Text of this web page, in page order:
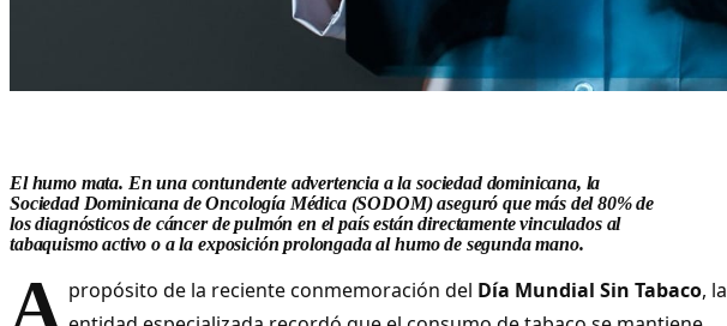
El humo mata. En una contundente advertencia a la sociedad dominicana, la
Sociedad Dominicana de Oncología Médica (SODOM)aseguró que más del80% de
los diagnósticos de cáncer de pulmón en el país están directamente vinculados al
tabaquismo activo o a la exposición prolongada al humo de segunda mano.
A propósito de la reciente conmemoración del Día Mundial Sin Tabaco, la